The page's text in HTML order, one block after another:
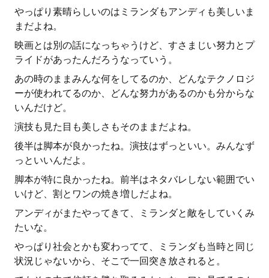
やっぱり素晴らしいのはミランダもアンディも美しいま
まだよね。
映画とは別の話になっちゃうけど、すさまじい努力とプ
ライドがあったんだろうなっていう。
あの時のままみんな何をしてるのか、どんなテクノロジ
ーが使われてるのか、どんな努力があるのかも分からな
いんだけど。
演技も見た目も美しさもそのままだよね。
後半は脚本が良かったね。演技はずっといい。みんなず
っといいんだよ。
脚本が特に良かったね。前半はネタバレしない範囲でい
いけど、割とワンの焼き増しだよね。
アンディがまたやってきて、ミランダと敵をしていくみ
たいな。
やっぱり社会とかも変わってて、ミランダも当時と同じ
状況じゃないから、そこで一回突き放されると。